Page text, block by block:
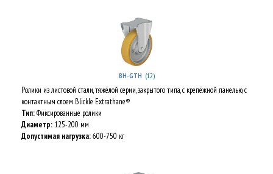
BH-GTH (12)
Ролики из листовой стали, тяжёлой серии, закрытого типа, с крепёжной панелью, с
контактным слоем Blickle Extrathane®
Тип:Фиксированные ролики
Диаметр: 125-200 мм
Допустимая нагрузка:600-750 кг